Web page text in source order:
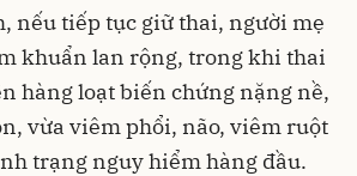
nếu tiếp tục giữ thai, người mẹ
khuẩn lan rộng, trong khi thai
hàng loạt biến chứng nặng nề,
vừa viêm phổi, não, viêm ruột
trạng nguy hiểm hàng đầu.